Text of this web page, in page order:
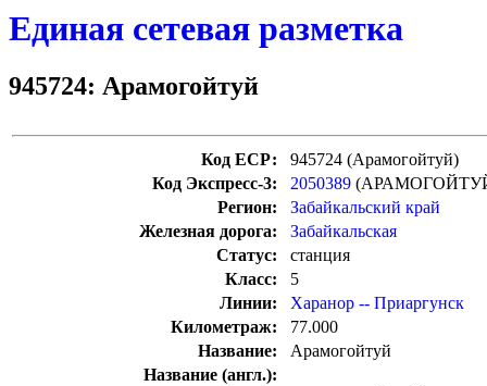
Единая сетевая разметка
945724: Арамогойтуй
Код ЕСР:
945724 (Арамогойтуй)
Код Экспресс-3:
2050389
Регион:
Забайкальский край
Железная дорога:
Забайкальская
Статус:
станция
Класс:
5
Линии:
Харанор -- Приаргунск
Километраж:
77.000
Название:
Арамогойтуй
Название (англ.):